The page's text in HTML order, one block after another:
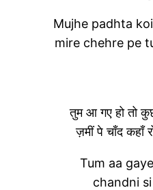
Mujhe padhta
mire chehre pe
तुम आ गए हो तो
ज़मीं पे चाँद कहाँ
Tum aa
chandni